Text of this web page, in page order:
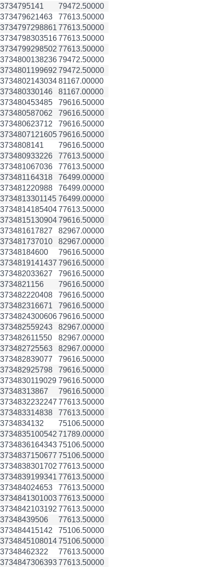
3734795141
79472.50000
373479621463
77613.50000
3734797298861 77613.50000
373479830351677613.50000
3734799298502 77613.50000
373480013823679472.50000
3734801199692 79472.50000
373480214303481167.00000
373480330146
81167.00000
373480453485
79616.50000
373480587062
79616.50000
373480623712
79616.50000
373480712160579616.50000
3734808141
79616.50000
373480933226
77613.50000
373481067036
77613.50000
373481164318
76499.00000
373481220988
76499.00000
3734813301145 76499.00000
373481418540477613.50000
373481513090479616.50000
373481617827
82967.00000
373481737010
82967.00000
37348184600
79616.50000
3734819141437 79616.50000
373482033627
79616.50000
3734821156
79616.50000
373482220408
79616.50000
373482316671
79616.50000
373482430060679616.50000
373482559243
82967.00000
373482611550
82967.00000
373482725563
82967.00000
373482839077
79616.50000
373482925798
79616.50000
3734830119029 79616.50000
37348313867
79616.50000
3734832232247 77613.50000
373483314838
77613.50000
3734834132
75106.50000
3734835100542 71789.00000
373483616434375106.50000
3734837150677 75106.50000
3734838301702 77613.50000
3734839199341 77613.50000
373484024653
77613.50000
373484130100377613.50000
3734842103192 77613.50000
37348439506
77613.50000
373484415142
75106.50000
373484510801475106.50000
37348462322
77613.50000
373484730639377613.50000